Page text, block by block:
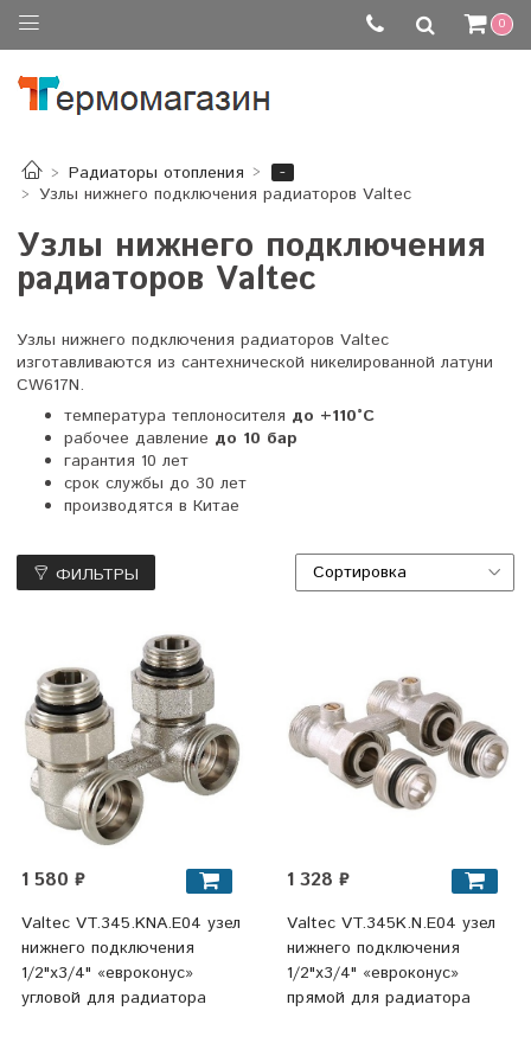
0
Радиаторы отопления
-
Узлы нижнего подключения радиаторов Valtec
Узлы нижнего подключения
радиаторов Valtec
Узлы нижнего подключения радиаторов Valtec
изготавливаются из сантехнической никелированной латуни
CW617N.
температура теплоносителя до +110°С
рабочее давление до 10 бар
гарантия 10 лет
срок службы до 30 лет
производятся в Китае
ФИЛЬТРЫ
1 580 ₽
Valtec VT.345.KNA.E04 узел
нижнего подключения
1/2"x3/4" «евроконус»
угловой для радиатора
1 328 ₽
Valtec VT.345K.N.E04 узел
нижнего подключения
1/2"x3/4" «евроконус»
прямой для радиатора